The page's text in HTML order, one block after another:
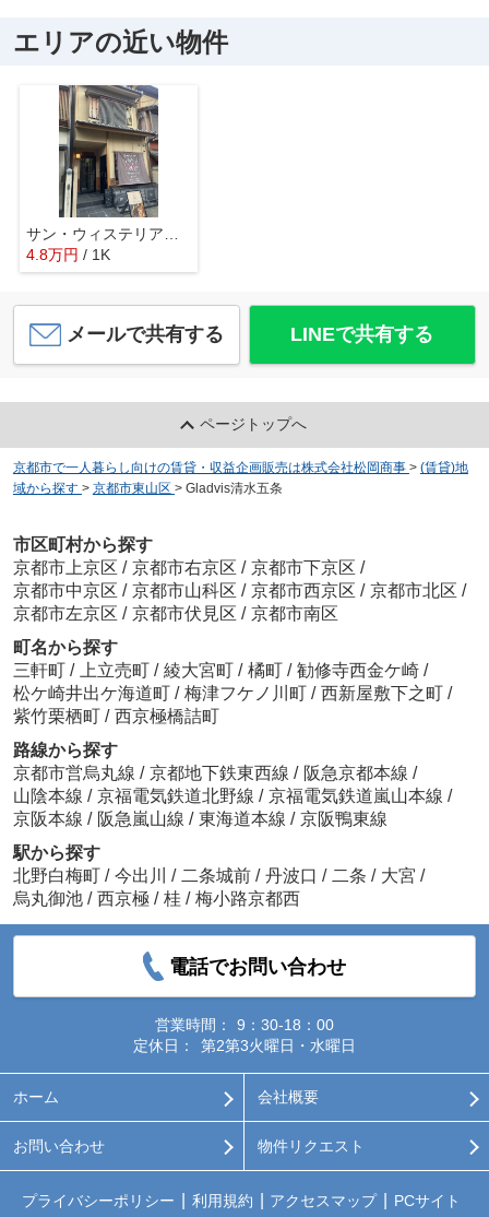
エリアの近い物件
4.8万円 / 1K
メールで共有する LINEで共有する
ページトップへ
京都市で一人暮らし向けの賃貸・収益企画販売は株式会社松岡商事 > (賃貸)地
域から探す > 京都市東山区 > Gladvis清水五条
市区町村から探す
京都市上京区 / 京都市右京区 / 京都市下京区 /
京都市中京区 / 京都市山科区 / 京都市西京区 / 京都市北区 /
京都市左京区 / 京都市伏見区 / 京都市南区
町名から探す
三軒町 / 上立売町 / 綾大宮町 / 橘町 / 勧修寺西金ケ崎 /
松ケ崎井出ケ海道町 / 梅津フケノ川町 / 西新屋敷下之町 /
紫竹栗栖町 / 西京極橋詰町
路線から探す
京都市営烏丸線 / 京都地下鉄東西線 / 阪急京都本線 /
山陰本線 / 京福電気鉄道北野線 / 京福電気鉄道嵐山本線 /
京阪本線 / 阪急嵐山線 / 東海道本線 / 京阪鴨東線
駅から探す
北野白梅町 / 今出川 / 二条城前 / 丹波口 / 二条 / 大宮 /
烏丸御池 / 西京極 / 桂 / 梅小路京都西
電話でお問い合わせ
営業時間：
9：30-18：00
定休日：
第2第3火曜日・水曜日
ホーム 会社概要
お問い合わせ 物件リクエスト
プライバシーポリシー 利用規約 アクセスマップ
PCサイト